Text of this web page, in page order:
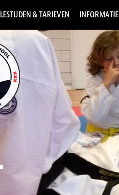
LESTIJDEN & TARIEVEN INFORMATIE